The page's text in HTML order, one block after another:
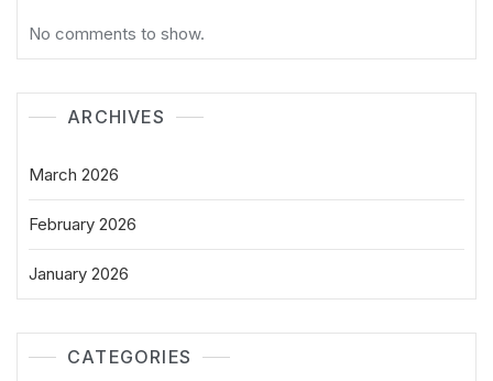
No comments to show.
ARCHIVES
March 2026
February 2026
January 2026
CATEGORIES